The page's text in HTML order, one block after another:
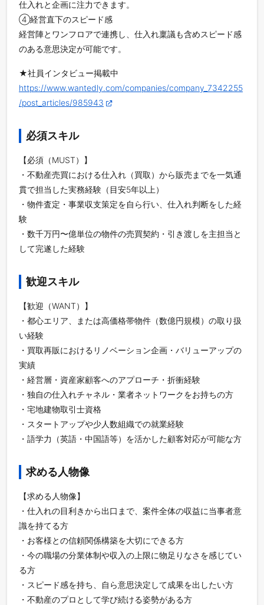
仕入れと企画に注力できます。
④経営直下のスピード感
経営陣とワンフロアで連携し、仕入れ稟議も含めスピード感
のある意思決定が可能です。
★社員インタビュー掲載中
https://www.wantedly.com/companies/company_7342255
/post_articles/985943
必須スキル
【必須（MUST）】
・不動産売買における仕入れ（買取）から販売までを一気通
貫で担当した実務経験（目安5年以上）
・物件査定・事業収支策定を自ら行い、仕入れ判断をした経
験
・数千万円〜億単位の物件の売買契約・引き渡しを主担当と
して完遂した経験
歓迎スキル
【歓迎（WANT）】
・都心エリア、または高価格帯物件（数億円規模）の取り扱
い経験
・買取再販におけるリノベーション企画・バリューアップの
実績
・経営層・資産家顧客へのアプローチ・折衝経験
・独自の仕入れチャネル・業者ネットワークをお持ちの方
・宅地建物取引士資格
・スタートアップや少人数組織での就業経験
・語学力（英語・中国語等）を活かした顧客対応が可能な方
求める人物像
【求める人物像】
・仕入れの目利きから出口まで、案件全体の収益に当事者意
識を持てる方
・お客様との信頼関係構築を大切にできる方
・今の職場の分業体制や収入の上限に物足りなさを感じてい
る方
・スピード感を持ち、自ら意思決定して成果を出したい方
・不動産のプロとして学び続ける姿勢がある方